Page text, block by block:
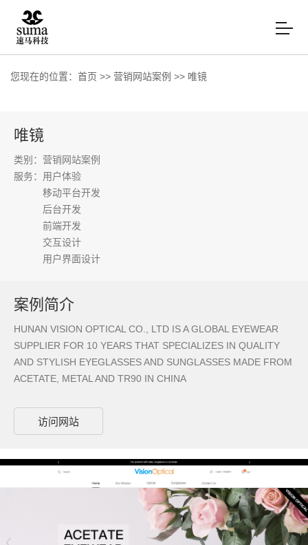
您现在的位置： 首页 >> 营销网站案例 >> 唯镜
唯镜
类别：营销网站案例
服务： 用户体验
移动平台开发
后台开发
前端开发
交互设计
用户界面设计
案例简介
HUNAN VISION OPTICAL CO., LTD IS A GLOBAL EYEWEAR
SUPPLIER FOR 10 YEARS THAT SPECIALIZES IN QUALITY
AND STYLISH EYEGLASSES AND SUNGLASSES MADE FROM
ACETATE, METAL AND TR90 IN CHINA
访问网站